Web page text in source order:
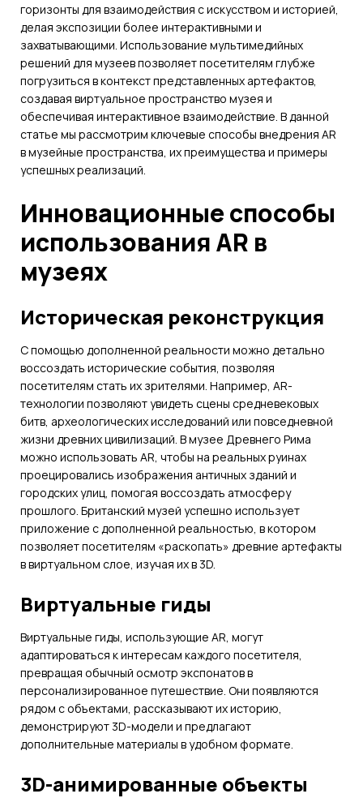
горизонты для взаимодействия с искусством и историей,
делая экспозиции более интерактивными и
захватывающими. Использование мультимедийных
решений для музеев позволяет посетителям глубже
погрузиться в контекст представленных артефактов,
создавая виртуальное пространство музея и
обеспечивая интерактивное взаимодействие. В данной
статье мы рассмотрим ключевые способы внедрения AR
в музейные пространства, их преимущества и примеры
успешных реализаций.
Инновационные способы
использования AR в
музеях
Историческая реконструкция
С помощью дополненной реальности можно детально
воссоздать исторические события, позволяя
посетителям стать их зрителями. Например, AR-
технологии позволяют увидеть сцены средневековых
битв, археологических исследований или повседневной
жизни древних цивилизаций. В музее Древнего Рима
можно использовать AR, чтобы на реальных руинах
проецировались изображения античных зданий и
городских улиц, помогая воссоздать атмосферу
прошлого. Британский музей успешно использует
приложение с дополненной реальностью, в котором
позволяет посетителям «раскопать» древние артефакты
в виртуальном слое, изучая их в 3D.
Виртуальные гиды
Виртуальные гиды, использующие AR, могут
адаптироваться к интересам каждого посетителя,
превращая обычный осмотр экспонатов в
персонализированное путешествие. Они появляются
рядом с объектами, рассказывают их историю,
демонстрируют 3D-модели и предлагают
дополнительные материалы в удобном формате.
3D-анимированные объекты